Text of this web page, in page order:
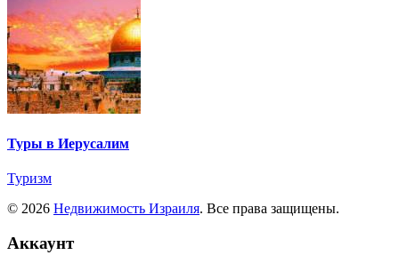
Туры в Иерусалим
Туризм
© 2026 Недвижимость Израиля. Все права защищены.
Аккаунт